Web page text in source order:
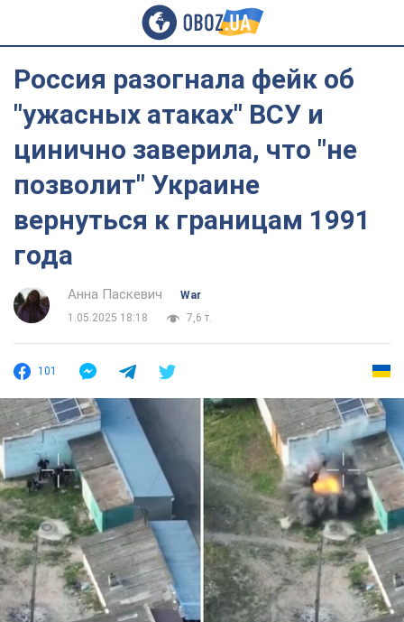
Россия разогнала фейк об
"ужасных атаках" ВСУ и
цинично заверила, что "не
позволит" Украине
вернуться к границам 1991
года
Анна Паскевич
War
1.05.2025 18:18
7,6 т.
101